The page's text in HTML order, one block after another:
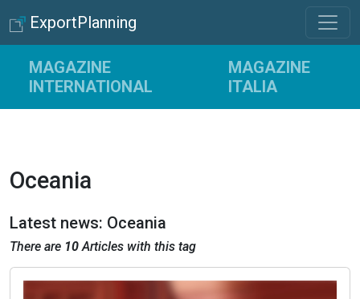
ExportPlanning
MAGAZINE
INTERNATIONAL
MAGAZINE
ITALIA
Oceania
Latest news: Oceania
There are 10Articles with this tag